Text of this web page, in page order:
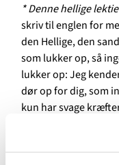
* Denne hellige
skriv til englen for
den Hellige, den
som lukker op, så
lukker op: Jeg
dør op for dig, som
kun har svage
og ikke fornægtet
dem fra Satans
ikke er det, men